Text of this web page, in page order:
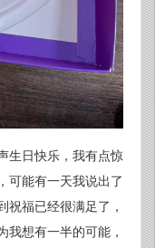
生日快乐，我有点惊
可能有一天我说出了
福已经很满足了，
想有一半的可能，